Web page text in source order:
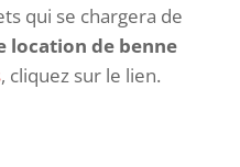
qui se chargera de
location de benne
, cliquez sur le lien.